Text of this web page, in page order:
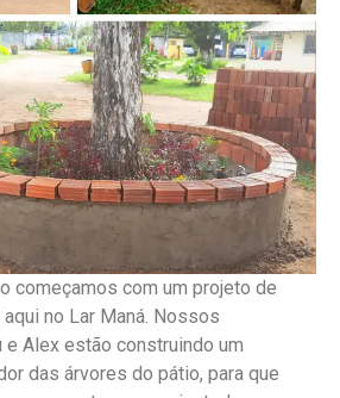
começamos com um projeto de
no Lar Maná. Nossos
Alex estão construindo um
das árvores do pátio, para que